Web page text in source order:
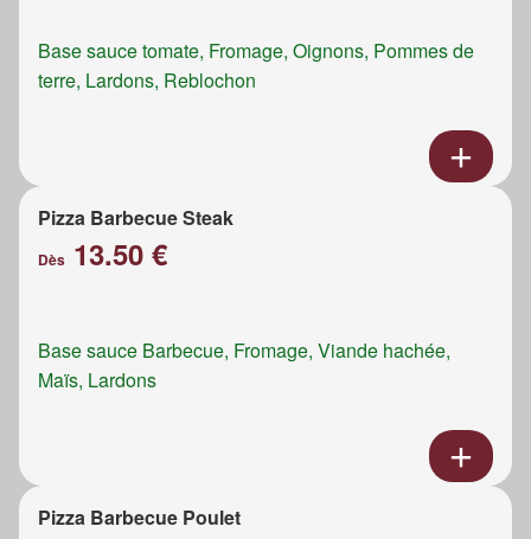
Base sauce tomate, Fromage, Oignons, Pommes de
terre, Lardons, Reblochon
Pizza Barbecue Steak
Dès 13.50 €
Base sauce Barbecue, Fromage, Viande hachée,
Maïs, Lardons
Pizza Barbecue Poulet